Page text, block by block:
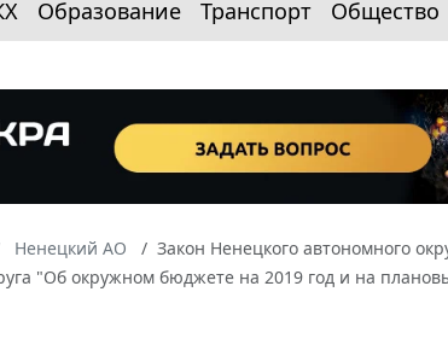
Образование Транспорт Общество
Ненецкий АО
Закон Ненецкого автономного
"Об окружном бюджете на 2019 год и на